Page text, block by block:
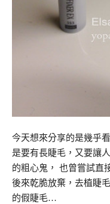
今天想來分享的是幾乎
是要有長睫毛，又要讓
的粗心鬼， 也曾嘗試直
後來乾脆放棄，去植睫
的假睫毛…